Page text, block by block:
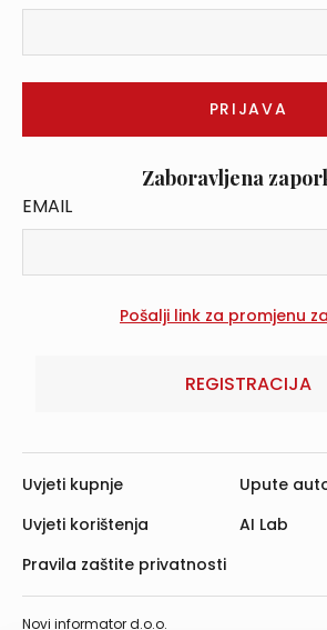
Zaboravljena
EMAIL
REGISTRACIJA
Novi informator d.o.o.
Uvjeti kupnje
Uvjeti korištenja
Pravila zaštite privatnosti
Upute
AI Lab